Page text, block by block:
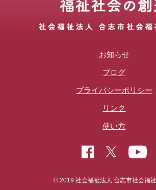
お知らせ
ブログ
プライバシーポリシー
リンク
使い方
© 2019 社会福祉法人 合志市社会福